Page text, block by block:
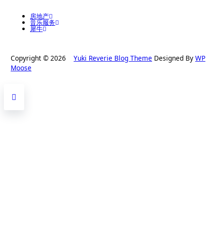
房地产
音乐服务
犀牛
Copyright © 2026 Yuki Reverie Blog Theme Designed By WP
Moose